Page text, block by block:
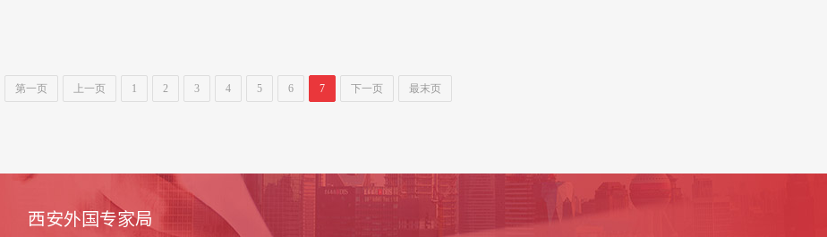
第一页 上一页 1 2 3 4 5 6 7 下一页 最末页
西安外国专家局